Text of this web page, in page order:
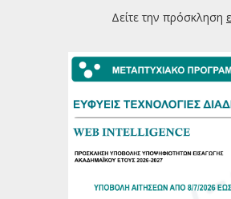
ΤΕΛΕΥΤΑΙΕΣ
Πρόσκληση υποβολής
φοιτητών στο ΠΜΣ Ευφυείς
Δείτε την πρόσκληση